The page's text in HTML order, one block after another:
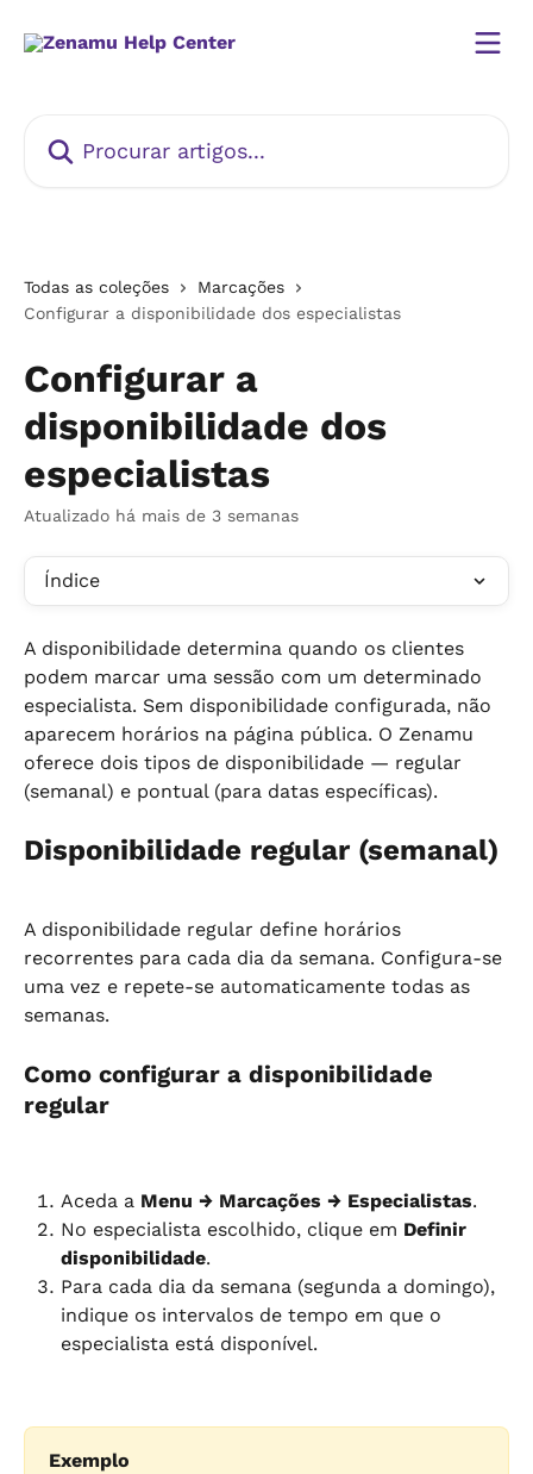
Todas as coleções
Marcações
Configurar a disponibilidade dos especialistas
Configurar a
disponibilidade dos
especialistas
Atualizado há mais de 3 semanas
Índice
A disponibilidade determina quando os clientes
podem marcar uma sessão com um determinado
especialista. Sem disponibilidade configurada, não
aparecem horários na página pública. O Zenamu
oferece dois tipos de disponibilidade — regular
(semanal) e pontual (para datas específicas).
Disponibilidade regular (semanal)
A disponibilidade regular define horários
recorrentes para cada dia da semana. Configura-se
uma vez e repete-se automaticamente todas as
semanas.
Como configurar a disponibilidade
regular
Aceda a Menu → Marcações → Especialistas.
No especialista escolhido, clique em Definir
disponibilidade.
Para cada dia da semana (segunda a domingo),
indique os intervalos de tempo em que o
especialista está disponível.
Exemplo